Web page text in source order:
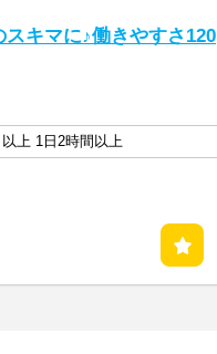
スキマに♪働きやすさ120
上 1日2時間以上